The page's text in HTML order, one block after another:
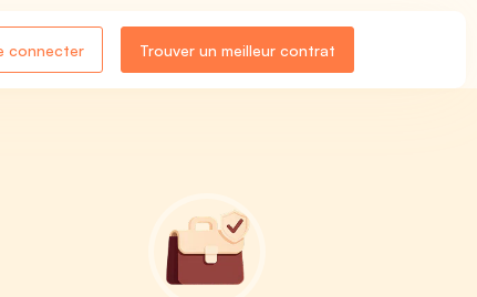
connecter Trouver un meilleur contrat